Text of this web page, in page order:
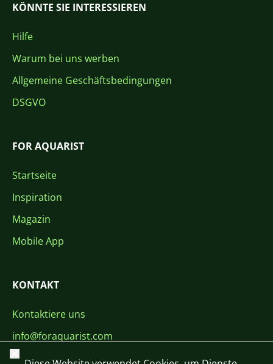
KÖNNTE SIE INTERESSIEREN
Hilfe
Warum bei uns werben
Allgemeine Geschäftsbedingungen
DSGVO
FOR AQUARIST
Startseite
Inspiration
Magazin
Mobile App
KONTAKT
Kontaktiere uns
info@foraquarist.com
+420 603 449 602
Schließen